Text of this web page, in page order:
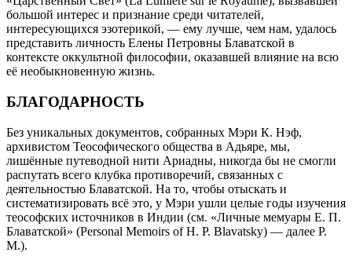
большой интерес и признание среди читателей,
интересующихся эзотерикой, — ему лучше, чем нам, удалось
представить личность Елены Петровны Блаватской в
контексте оккультной философии, оказавшей влияние на всю
её необыкновенную жизнь.
БЛАГОДАРНОСТЬ
Без уникальных документов, собранных Мэри К. Нэф,
архивистом Теософического общества в Адьяре, мы,
лишённые путеводной нити Ариадны, никогда бы не смогли
распутать всего клубка противоречий, связанных с
деятельностью Блаватской. На то, чтобы отыскать и
систематизировать всё это, у Мэри ушли целые годы изучения
теософских источников в Индии (см. «Личные мемуары Е. П.
Блаватской» (Personal Memoirs of H. P. Blavatsky) — далее P.
М.).